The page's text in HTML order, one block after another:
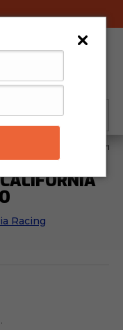
Balaclava
Racing